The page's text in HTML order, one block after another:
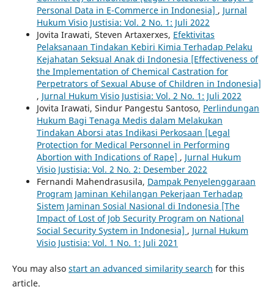
Personal Data in E-Commerce in Indonesia] , Jurnal
Hukum Visio Justisia: Vol. 2 No. 1: Juli 2022
Jovita Irawati, Steven Artaxerxes, Efektivitas
Pelaksanaan Tindakan Kebiri Kimia Terhadap Pelaku
Kejahatan Seksual Anak di Indonesia [Effectiveness of
the Implementation of Chemical Castration for
Perpetrators of Sexual Abuse of Children in Indonesia]
, Jurnal Hukum Visio Justisia: Vol. 2 No. 1: Juli 2022
Jovita Irawati, Sindur Pangestu Santoso, Perlindungan
Hukum Bagi Tenaga Medis dalam Melakukan
Tindakan Aborsi atas Indikasi Perkosaan [Legal
Protection for Medical Personnel in Performing
Abortion with Indications of Rape] , Jurnal Hukum
Visio Justisia: Vol. 2 No. 2: Desember 2022
Fernandi Mahendrasusila, Dampak Penyelenggaraan
Program Jaminan Kehilangan Pekerjaan Terhadap
Sistem Jaminan Sosial Nasional di Indonesia [The
Impact of Lost of Job Security Program on National
Social Security System in Indonesia] , Jurnal Hukum
Visio Justisia: Vol. 1 No. 1: Juli 2021
You may also start an advanced similarity search for this
article.